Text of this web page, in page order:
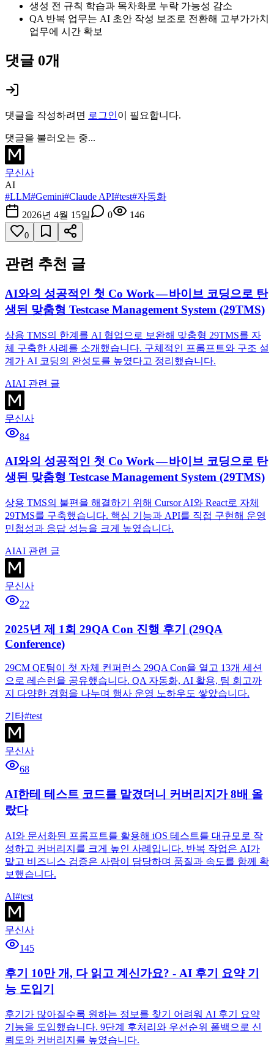
생성 전 규칙 학습과 목차화로 누락 가능성 감소
QA 반복 업무는 AI 초안 작성 보조로 전환해 고부가가치
업무에 시간 확보
댓글 0개
댓글을 작성하려면 로그인이 필요합니다.
댓글을 불러오는 중...
무신사
AI
#LLM#Gemini#Claude API#test#자동화
2026년 4월 15일
0 146
0
관련 추천 글
AI와의 성공적인 첫 Co Work — 바이브 코딩으로 탄
생된 맞춤형 Testcase Management System (29TMS)
상용 TMS의 한계를 AI 협업으로 보완해 맞춤형 29TMS를 자
체 구축한 사례를 소개했습니다. 구체적인 프롬프트와 구조 설
계가 AI 코딩의 완성도를 높였다고 정리했습니다.
AIAI 관련 글
무신사
84
AI와의 성공적인 첫 Co Work — 바이브 코딩으로 탄
생된 맞춤형 Testcase Management System (29TMS)
상용 TMS의 불편을 해결하기 위해 Cursor AI와 React로 자체
29TMS를 구축했습니다. 핵심 기능과 API를 직접 구현해 운영
민첩성과 응답 성능을 크게 높였습니다.
AIAI 관련 글
무신사
22
2025년 제 1회 29QA Con 진행 후기 (29QA
Conference)
29CM QE팀이 첫 자체 컨퍼런스 29QA Con을 열고 13개 세션
으로 레슨런을 공유했습니다. QA 자동화, AI 활용, 팀 회고까
지 다양한 경험을 나누며 행사 운영 노하우도 쌓았습니다.
기타#test
무신사
68
AI한테 테스트 코드를 맡겼더니 커버리지가 8배 올
랐다
AI와 문서화된 프롬프트를 활용해 iOS 테스트를 대규모로 작
성하고 커버리지를 크게 높인 사례입니다. 반복 작업은 AI가
맡고 비즈니스 검증은 사람이 담당하며 품질과 속도를 함께 확
보했습니다.
AI#test
무신사
145
후기 10만 개, 다 읽고 계신가요? - AI 후기 요약 기
능 도입기
후기가 많아질수록 원하는 정보를 찾기 어려워 AI 후기 요약
기능을 도입했습니다. 9단계 후처리와 우선순위 폴백으로 신
뢰도와 커버리지를 높였습니다.